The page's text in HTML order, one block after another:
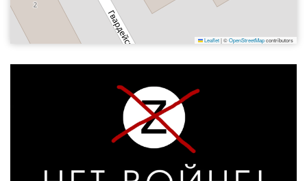
Leaflet|©OpenStreetMapcontributors